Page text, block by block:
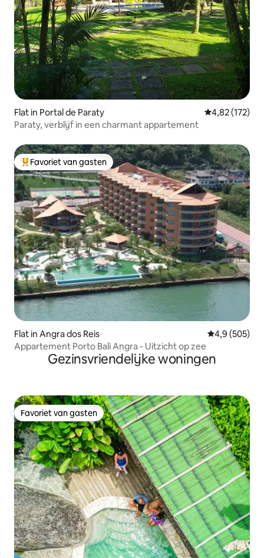
Flat in Portal de Paraty Gemiddelde
4,82 (172)
Paraty, verblijf in een charmant appartement
Topfavoriet van gasten
Favoriet van gasten
Flat in Angra dos Reis Gemiddelde
4,9 (505)
Appartement Porto Bali Angra - Uitzicht op zee
Gezinsvriendelijke woningen
Favoriet van gasten
Favoriet van gasten